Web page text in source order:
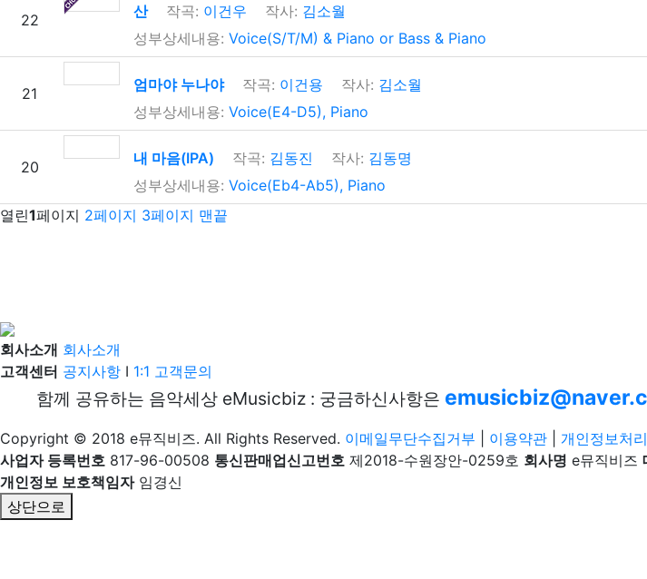
22 산 작곡: 이건우 작사: 김소월
성부상세내용: Voice(S/T/M) & Piano or Bass & Piano
21 엄마야 누나야 작곡: 이건용 작사: 김소월
성부상세내용: Voice(E4-D5), Piano
20 내 마음(IPA) 작곡: 김동진 작사: 김동명
성부상세내용: Voice(Eb4-Ab5), Piano
열린1페이지 2페이지 3페이지 맨끝
회사소개 회사소개
고객센터 공지사항 I 1:1 고객문의
함께 공유하는 음악세상 eMusicbiz : 궁금하신사항은
Copyright © 2018 e뮤직비즈. All Rights Reserved. 이메일무단수집거부 이용약관 개인정보처
사업자 등록번호 817-96-00508 통신판매업신고번호 제2018-수원장안-0259호 회사명 e뮤직비즈
개인정보 보호책임자임경신
상단으로